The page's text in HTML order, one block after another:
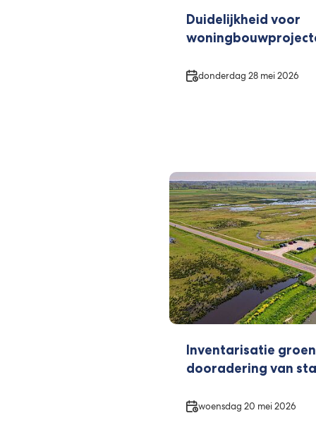
Duidelijkheid voor
Datum
donderdag 28 mei 2026
Inventarisatie
dooradering van
Datum
woensdag 20 mei 2026